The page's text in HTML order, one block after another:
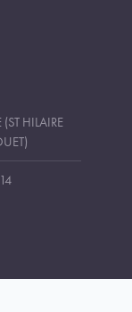
(ST HILAIRE